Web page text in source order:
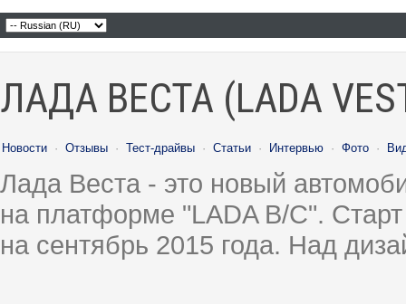
ЛАДА ВЕСТА (LADA
Новости · Отзывы · Тест-драйвы · Статьи · Интервью · Фото ·
Лада Веста - это новый
на платформе "LADA B/C".
на сентябрь 2015 года. Над